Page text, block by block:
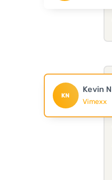
KN
Kevin N
Vimexx